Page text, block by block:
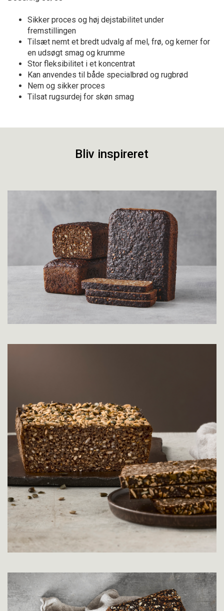
Sikker proces og høj dejstabilitet under
fremstillingen
Tilsæt nemt et bredt udvalg af mel, frø, og kerner for
en udsøgt smag og krumme
Stor fleksibilitet i et koncentrat
Kan anvendes til både specialbrød og rugbrød
Nem og sikker proces
Tilsat rugsurdej for skøn smag
Bliv inspireret